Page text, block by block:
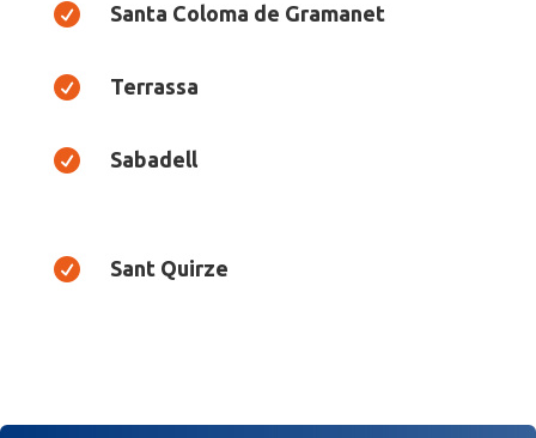
 Santa Coloma de Gramanet
 Terrassa
 Sabadell
 Sant Quirze